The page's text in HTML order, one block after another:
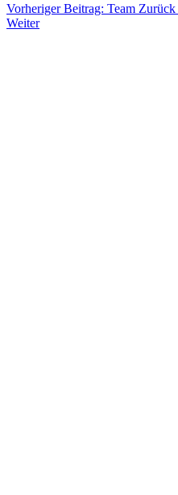
Vorheriger Beitrag: Team Zurück
Weiter